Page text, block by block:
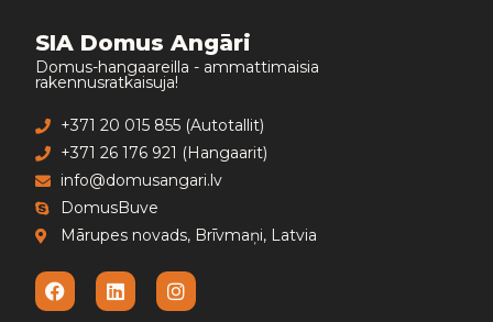
SIA Domus Angāri
Domus-hangaareilla - ammattimaisia
rakennusratkaisuja!
+371 20 015 855 (Autotallit)
+371 26 176 921 (Hangaarit)
info@domusangari.lv
DomusBuve
Mārupes novads, Brīvmaņi, Latvia